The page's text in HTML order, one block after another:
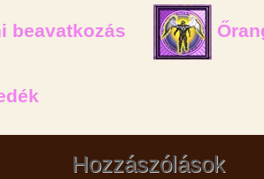
beavatkozás
Hozzászólások